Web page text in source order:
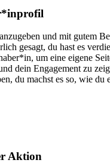
und mit gutem
gesagt, du hast es
um eine eigene
dein Engagement zu
du machst es so, wie du
Aktion